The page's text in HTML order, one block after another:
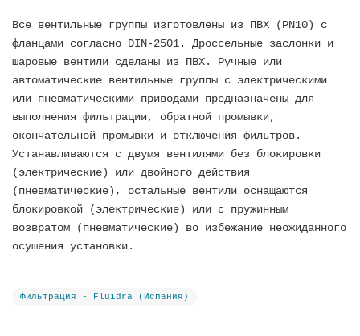
Все вентильные группы изготовлены из ПВХ (PN10) с
фланцами согласно DIN-2501. Дроссельные заслонки и
шаровые вентили сделаны из ПВХ. Ручные или
автоматические вентильные группы с электрическими
или пневматическими приводами предназначены для
выполнения фильтрации, обратной промывки,
окончательной промывки и отключения фильтров.
Устанавливаются с двумя вентилями без блокировки
(электрические) или двойного действия
(пневматические), остальные вентили оснащаются
блокировкой (электрические) или с пружинным
возвратом (пневматические) во избежание неожиданного
осушения установки.
Фильтрация - Fluidra (Испания)